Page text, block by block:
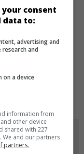
Mädchen
your consent
data to:
advertising and
and
on a device
information from
other device
shared with 227
We and our partners
partners.